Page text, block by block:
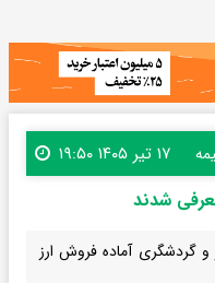
۱۷ تیر ۱۴۰۵ ۱۹:۵۰
شدند
گردشگری آماده فروش ارز